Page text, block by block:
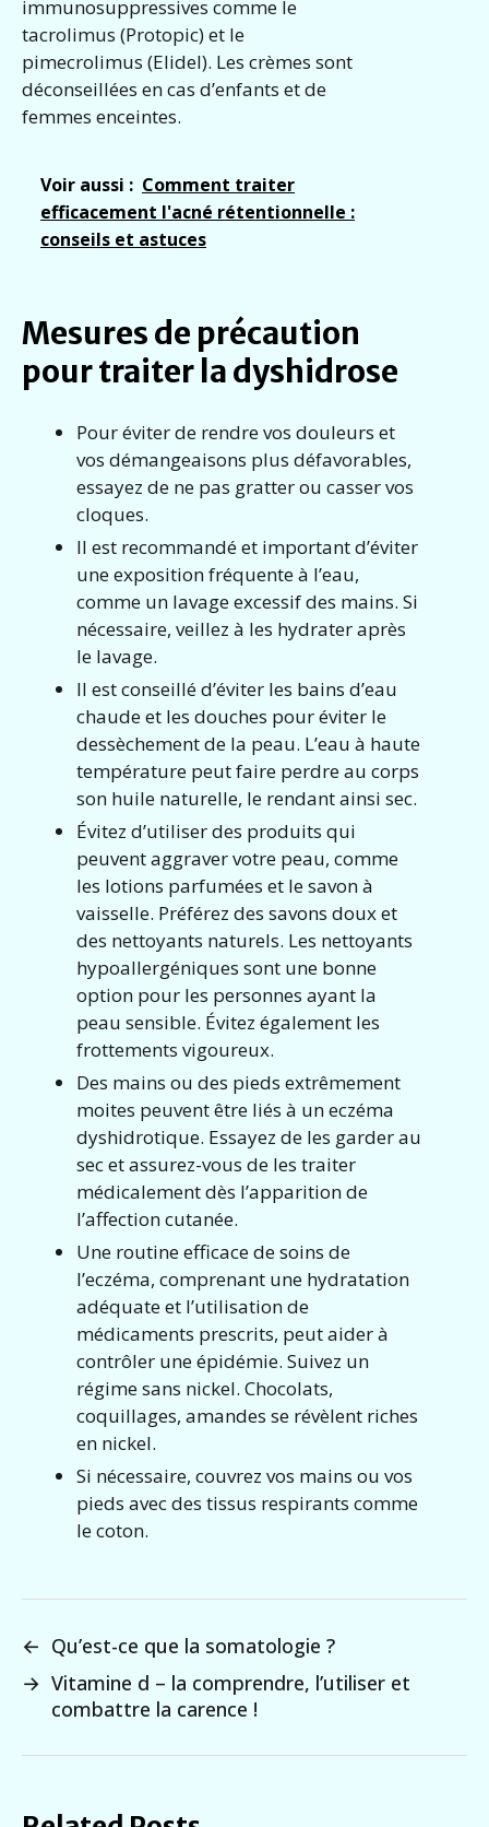
immunosuppressives comme le
tacrolimus (Protopic) et le
pimecrolimus (Elidel). Les crèmes sont
déconseillées en cas d’enfants et de
femmes enceintes.
Voir aussi : Comment traiter
efficacement l'acné rétentionnelle :
conseils et astuces
Mesures de précaution
pour traiter la dyshidrose
Pour éviter de rendre vos douleurs et
vos démangeaisons plus défavorables,
essayez de ne pas gratter ou casser vos
cloques.
Il est recommandé et important d’éviter
une exposition fréquente à l’eau,
comme un lavage excessif des mains. Si
nécessaire, veillez à les hydrater après
le lavage.
Il est conseillé d’éviter les bains d’eau
chaude et les douches pour éviter le
dessèchement de la peau. L’eau à haute
température peut faire perdre au corps
son huile naturelle, le rendant ainsi sec.
Évitez d’utiliser des produits qui
peuvent aggraver votre peau, comme
les lotions parfumées et le savon à
vaisselle. Préférez des savons doux et
des nettoyants naturels. Les nettoyants
hypoallergéniques sont une bonne
option pour les personnes ayant la
peau sensible. Évitez également les
frottements vigoureux.
Des mains ou des pieds extrêmement
moites peuvent être liés à un eczéma
dyshidrotique. Essayez de les garder au
sec et assurez-vous de les traiter
médicalement dès l’apparition de
l’affection cutanée.
Une routine efficace de soins de
l’eczéma, comprenant une hydratation
adéquate et l’utilisation de
médicaments prescrits, peut aider à
contrôler une épidémie. Suivez un
régime sans nickel. Chocolats,
coquillages, amandes se révèlent riches
en nickel.
Si nécessaire, couvrez vos mains ou vos
pieds avec des tissus respirants comme
le coton.
← Qu’est-ce que la somatologie ?
→ Vitamine d – la comprendre, l’utiliser et
combattre la carence !